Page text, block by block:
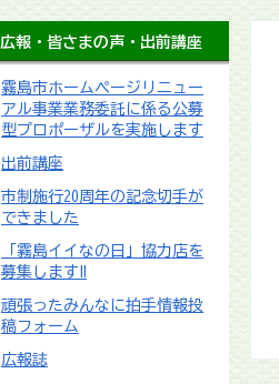
広報・皆さまの声・出前講座
霧島市ホームページリニュー
アル事業業務委託に係る公募
型プロポーザルを実施します
出前講座
市制施行20周年の記念切手が
できました
「霧島イイなの日」協力店を
募集します‼
頑張ったみんなに拍手情報投
稿フォーム
広報誌